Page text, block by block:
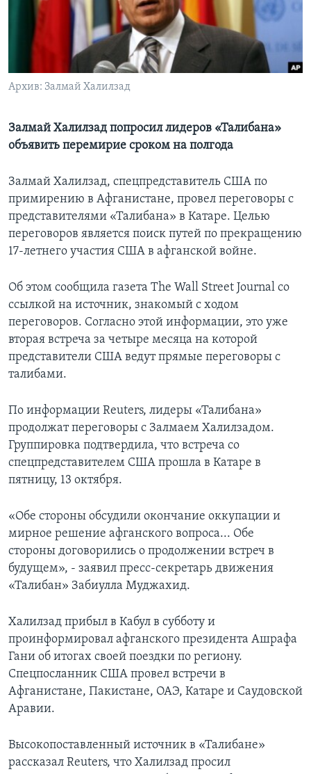
Learning English
СОЦИАЛЬНЫЕ СЕТИ
Языки
Архив: Залмай Халилзад
Залмай Халилзад попросил лидеров «Талибана»
объявить перемирие сроком на полгода
Залмай Халилзад, спецпредставитель США по
примирению в Афганистане, провел переговоры с
представителями «Талибана» в Катаре. Целью
переговоров является поиск путей по прекращению
17-летнего участия США в афганской войне.
Об этом сообщила газета The Wall Street Journal со
ссылкой на источник, знакомый с ходом
переговоров. Согласно этой информации, это уже
вторая встреча за четыре месяца на которой
представители США ведут прямые переговоры с
талибами.
По информации Reuters, лидеры «Талибана»
продолжат переговоры с Залмаем Халилзадом.
Группировка подтвердила, что встреча со
спецпредставителем США прошла в Катаре в
пятницу, 13 октября.
«Обе стороны обсудили окончание оккупации и
мирное решение афганского вопроса... Обе
стороны договорились о продолжении встреч в
будущем», - заявил пресс-секретарь движения
«Талибан» Забиулла Муджахид.
Халилзад прибыл в Кабул в субботу и
проинформировал афганского президента Ашрафа
Гани об итогах своей поездки по региону.
Спецпосланник США провел встречи в
Афганистане, Пакистане, ОАЭ, Катаре и Саудовской
Аравии.
Высокопоставленный источник в «Талибане»
рассказал Reuters, что Халилзад просил